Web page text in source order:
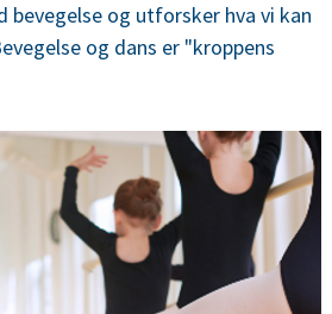
bevegelse og utforsker hva vi kan
og dans er "kroppens